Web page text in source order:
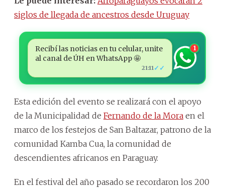
siglos de llegada de ancestros desde Uruguay
Recibí las noticias en tu celular, unite
al canal de ÚH en WhatsApp 🤩
21:11 ✓✓
1
Esta edición del evento se realizará con el apoyo
de la Municipalidad de Fernando de la Mora en el
marco de los festejos de San Baltazar, patrono de la
comunidad Kamba Cua, la comunidad de
descendientes africanos en Paraguay.
En el festival del año pasado se recordaron los 200